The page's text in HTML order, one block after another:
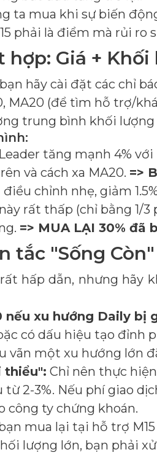
ta mua khi sự biến
phải là điểm mà rủi ro
Giá +
hãy cài đặt các chỉ
MA20 (để tìm hỗ trợ/
trung bình khối
tăng mạnh 4%
và cách xa MA20. =>
chỉnh nhẹ, giảm
rất thấp (chỉ bằng 1/
=> MUA LẠI 30% đã
tắc "Sống
hấp dẫn, nhưng hãy
xu hướng Daily bị
có dấu hiệu tạo đỉnh
vãn một xu hướng lớn
thiểu": Chỉ nên thực
2-3%. Nếu phí giao
công ty chứng khoán.
mua lại tại hỗ trợ
lượng lớn, bạn phải